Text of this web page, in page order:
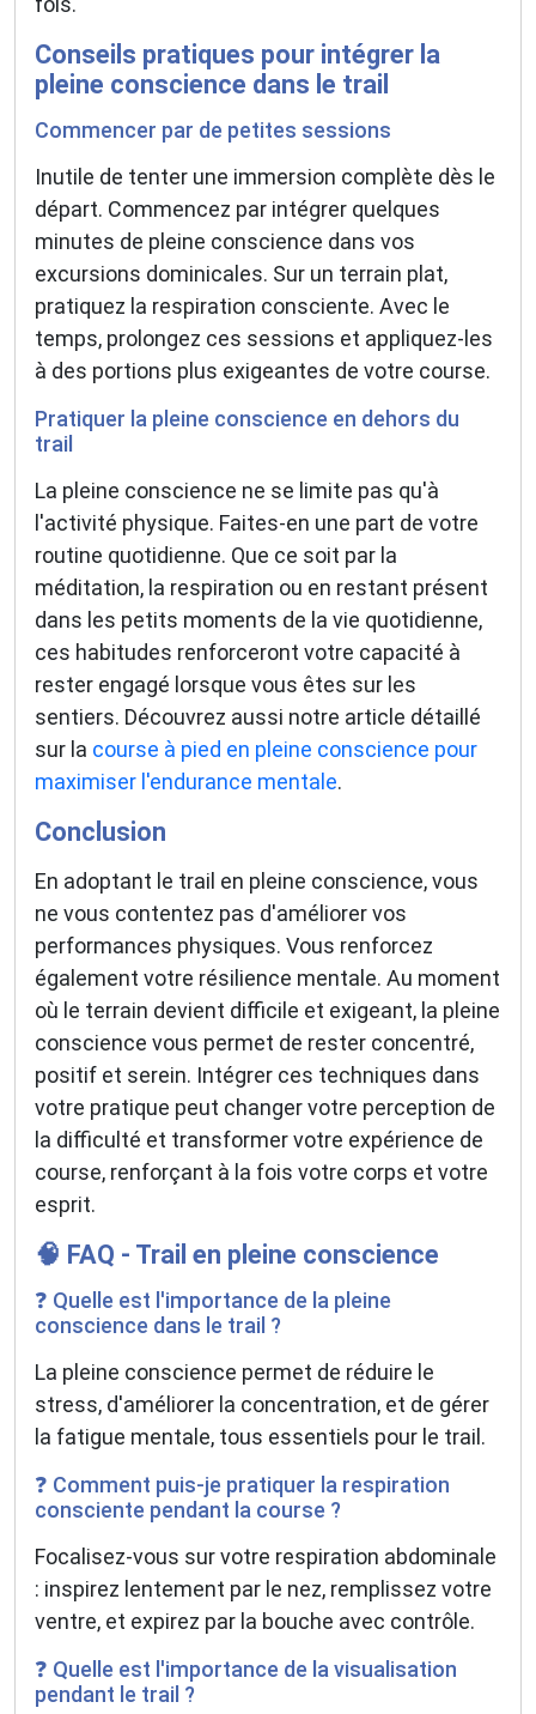
Conseils pratiques pour intégrer la
pleine conscience dans le trail
Commencer par de petites sessions
Inutile de tenter une immersion complète dès le
départ. Commencez par intégrer quelques
minutes de pleine conscience dans vos
excursions dominicales. Sur un terrain plat,
pratiquez la respiration consciente. Avec le
temps, prolongez ces sessions et appliquez-les
à des portions plus exigeantes de votre course.
Pratiquer la pleine conscience en dehors du
trail
La pleine conscience ne se limite pas qu'à
l'activité physique. Faites-en une part de votre
routine quotidienne. Que ce soit par la
méditation, la respiration ou en restant présent
dans les petits moments de la vie quotidienne,
ces habitudes renforceront votre capacité à
rester engagé lorsque vous êtes sur les
sentiers. Découvrez aussi notre article détaillé
sur la course à pied en pleine conscience pour
maximiser l'endurance mentale.
Conclusion
En adoptant le trail en pleine conscience, vous
ne vous contentez pas d'améliorer vos
performances physiques. Vous renforcez
également votre résilience mentale. Au moment
où le terrain devient difficile et exigeant, la pleine
conscience vous permet de rester concentré,
positif et serein. Intégrer ces techniques dans
votre pratique peut changer votre perception de
la difficulté et transformer votre expérience de
course, renforçant à la fois votre corps et votre
esprit.
🧠 FAQ - Trail en pleine conscience
❓ Quelle est l'importance de la pleine
conscience dans le trail ?
La pleine conscience permet de réduire le
stress, d'améliorer la concentration, et de gérer
la fatigue mentale, tous essentiels pour le trail.
❓ Comment puis-je pratiquer la respiration
consciente pendant la course ?
Focalisez-vous sur votre respiration abdominale
: inspirez lentement par le nez, remplissez votre
ventre, et expirez par la bouche avec contrôle.
❓ Quelle est l'importance de la visualisation
pendant le trail ?